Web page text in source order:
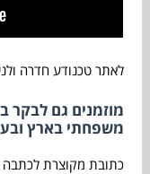
לאתר טכנודע חדרה
מוזמנים גם לבקר
משפחתי בארץ